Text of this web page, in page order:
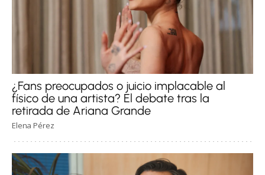
¿Fans preocupados o juicio implacable al
físico de una artista? El debate tras la
retirada de Ariana Grande
Elena Pérez